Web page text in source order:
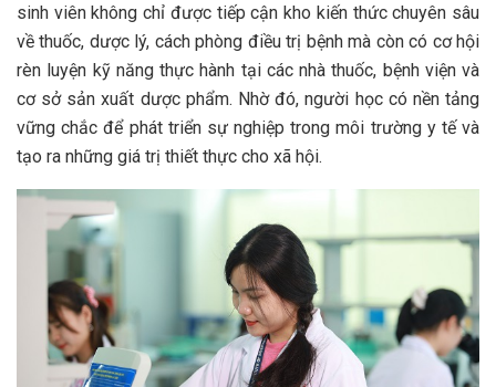
sinh viên không chỉ được tiếp cận kho kiến thức chuyên sâu
về thuốc, dược lý, cách phòng điều trị bệnh mà còn có cơ hội
rèn luyện kỹ năng thực hành tại các nhà thuốc, bệnh viện và
cơ sở sản xuất dược phẩm. Nhờ đó, người học có nền tảng
vững chắc để phát triển sự nghiệp trong môi trường y tế và
tạo ra những giá trị thiết thực cho xã hội.